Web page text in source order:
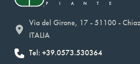
Via del Girone, 17 - 51100 -
ITALIA
Tel: +39.0573.530364